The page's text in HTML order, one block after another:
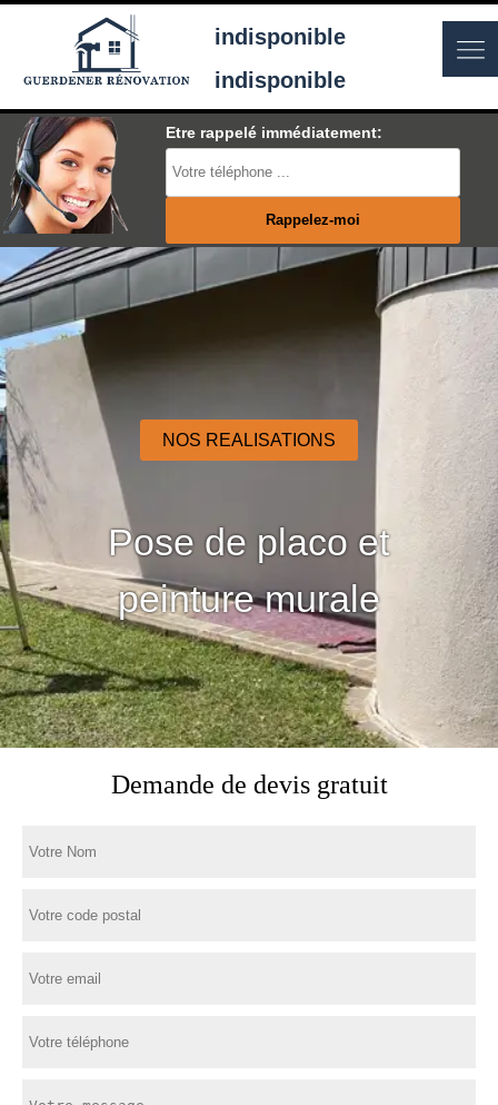
indisponible
indisponible
Etre rappelé immédiatement:
NOS REALISATIONS
Pose de placo et
peinture murale
Demande de devis gratuit